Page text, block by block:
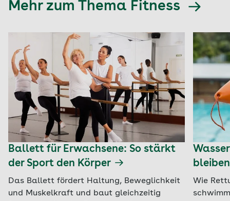
Mehr zum Thema Fitness
Ballett für Erwachsene: So stärkt
der Sport den Körper
Das Ballett fördert Haltung, Beweglichkeit
und Muskelkraft und baut gleichzeitig
bleiben
Wie